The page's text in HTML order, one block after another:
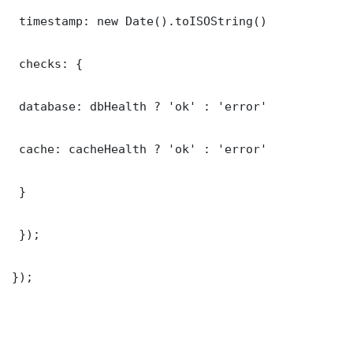
timestamp: new Date().toISOString()
checks: {
database: dbHealth ? 'ok' : 'error'
cache: cacheHealth ? 'ok' : 'error'
}
});
});